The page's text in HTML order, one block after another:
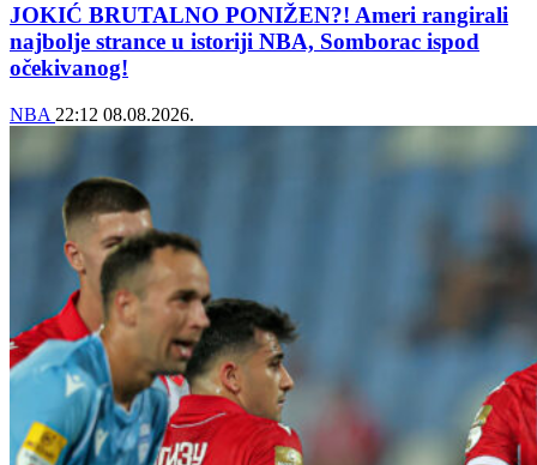
JOKIĆ BRUTALNO PONIŽEN?! Ameri rangirali
najbolje strance u istoriji NBA, Somborac ispod
očekivanog!
NBA 22:12 08.08.2026.